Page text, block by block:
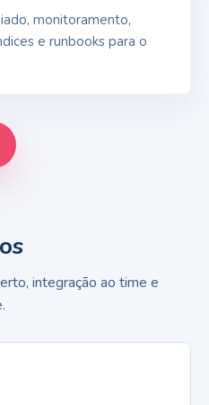
monitoramento,
e runbooks para o
integração ao time e